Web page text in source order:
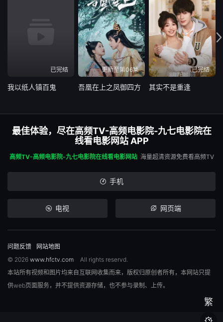
已完结
我以纸人镇百鬼
更新至第06集
吾凰在上之凤御四方
已完结
其实不是重逢
繁
最佳体验，尽在高频TV-高频电影院-九七电影院在
线看电影网站 APP
高频TV-高频电影院-九七电影院在线看电影网站 海量超清资源免费看高频TV
手机
电视 网页端
问题反馈
网站地图
© 2026 www.hfctv.com
All rights reservd.
本站所有视频和图片均来自互联网收集而来，版权归原创者所有，本网站只提
供web页面服务，并不提供资源存储，也不参与录制、上传。